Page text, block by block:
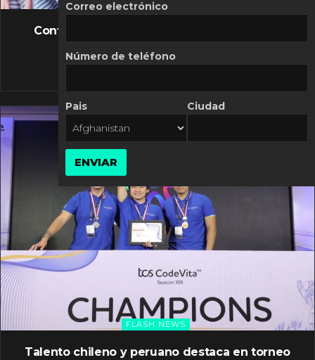
FLASH NEWS
Controversia de Mercado Libre por costos
10 MARZO, 2026
FLASH NEWS
Talento chileno y peruano destaca en torneo
Correo electrónico
Número de teléfono
Pais Ciudad
ENVIAR